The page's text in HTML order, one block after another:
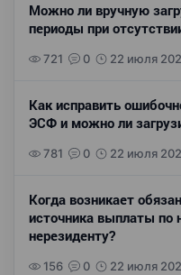
Можно ли вручную
периоды при
721 0 22 июля
Как исправить
ЭСФ и можно ли
781 0 22 июля
Когда возникает
источника выплаты по
нерезиденту?
156 0 22 июля